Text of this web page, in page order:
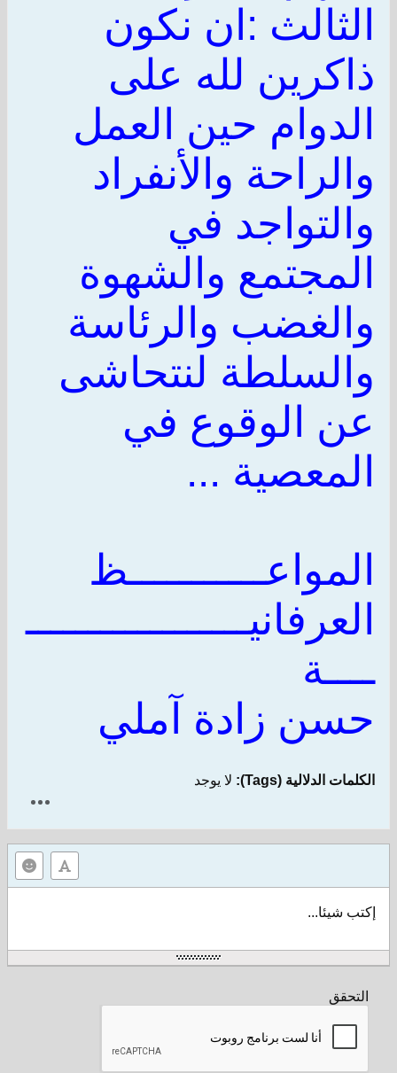
الثالث :ان نكون
ذاكرين لله على
الدوام حين العمل
والراحة والأنفراد
والتواجد في
المجتمع والشهوة
والغضب والرئاسة
والسلطة لنتحاشى
عن الوقوع في
المعصية ...
المواعـــــــــــظ
العرفانيــــــــــــــــــ
ــــة
حسن زادة آملي
الكلمات الدلالية (Tags): لا يوجد
إكتب شيئا...
التحقق